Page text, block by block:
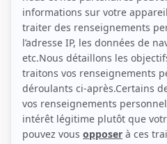
Liens
Fiche de Anne Dandurand sur
Personnages
Avec un grand A: Marie, Martine,